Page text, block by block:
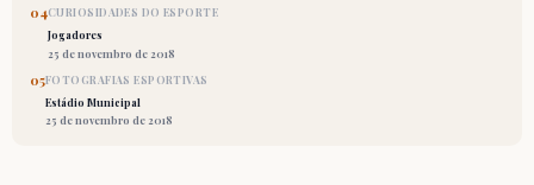
04CURIOSIDADES DO ESPORTE
Jogadores
25 de novembro de 2018
05FOTOGRAFIAS ESPORTIVAS
Estádio Municipal
25 de novembro de 2018